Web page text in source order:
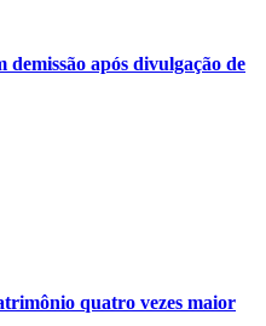
demissão após divulgação de
quatro vezes maior